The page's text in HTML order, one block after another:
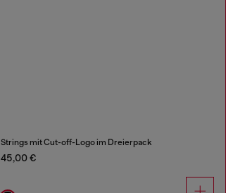
Strings mit Cut-off-Logo im Dreierpack
45,00 €